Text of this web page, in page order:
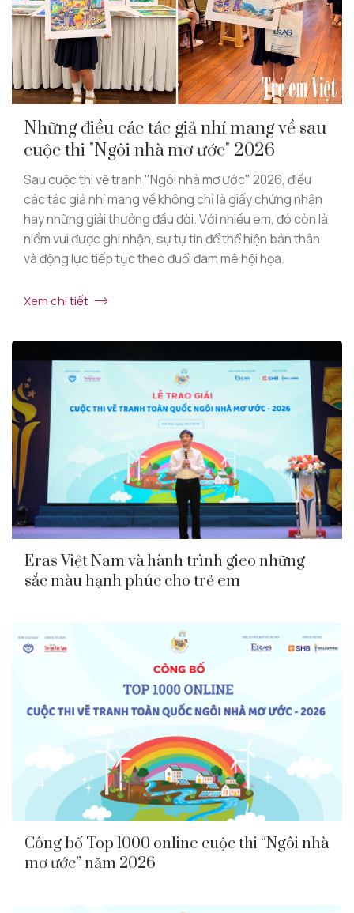
Những điều các tác giả nhí mang về sau
cuộc thi "Ngôi nhà mơ ước" 2026
Sau cuộc thi vẽ tranh "Ngôi nhà mơ ước" 2026, điều
các tác giả nhí mang về không chỉ là giấy chứng nhận
hay những giải thưởng đầu đời. Với nhiều em, đó còn là
niềm vui được ghi nhận, sự tự tin để thể hiện bản thân
và động lực tiếp tục theo đuổi đam mê hội họa.
Xem chi tiết
Eras Việt Nam và hành trình gieo những
sắc màu hạnh phúc cho trẻ em
Công bố Top 1000 online cuộc thi “Ngôi nhà
mơ ước” năm 2026